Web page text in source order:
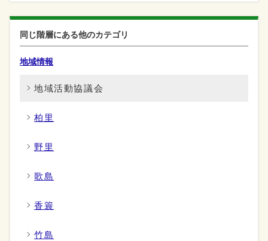
同じ階層にある他のカテゴリ
地域情報
地域活動協議会
柏里
野里
歌島
香簑
竹島